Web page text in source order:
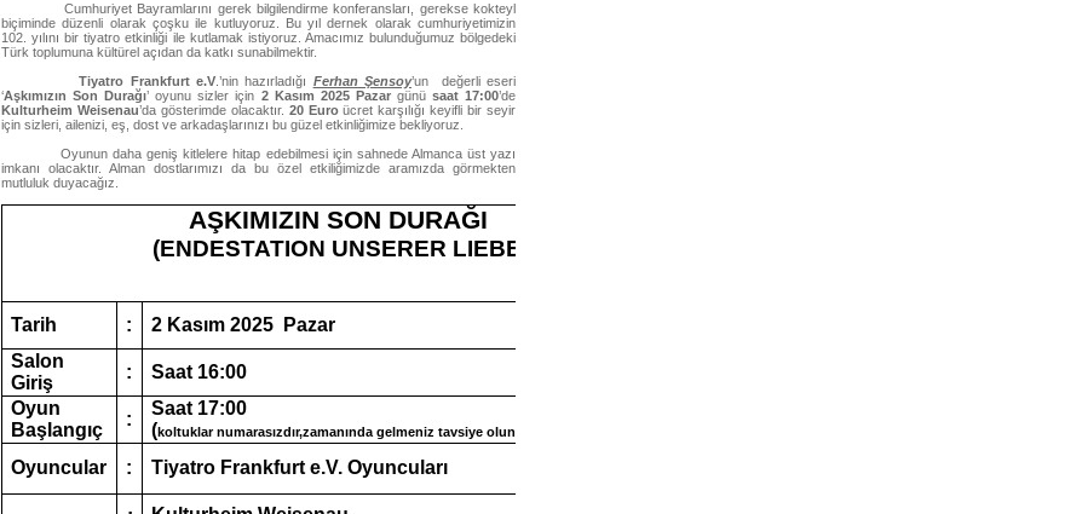
Cumhuriyet Bayramlarını gerek bilgilendirme konferansları, gerekse kokteyl
biçiminde düzenli olarak çoşku ile kutluyoruz . Bu yıl dernek olarak cumhuriyetimizin
102. yılını bir tiyatro etkinliği ile kutlamak istiyoruz. Amacımız bulunduğumuz bölgedeki
Türk toplumuna kültürel açıdan da katkı sunabilmektir.
Tiyatro Frankfurt e.V.’nin hazırladığı Ferhan Şensoy’un değerli eseri
‘Aşkımızın Son Durağı’ oyunu sizler için 2 Kasım 2025 Pazargünü saat 17:00’de
Kulturheim Weisenau’da gösterimde olacaktır. 20 Euroücret karşılığı keyifli bir seyir
için sizleri, ailenizi, eş, dost ve arkadaşlarınızı bu güzel etkinliğimize bekliyoruz.
Oyunun daha geniş kitlelere hitap edebilmesi için sahnede Almanca üst yazı
imkanı olacaktır. Alman dostlarımızı da bu özel etkiliğimizde aramızda görmekten
mutluluk duyacağız.
AŞKIMIZIN SON DURAĞI
(ENDESTATION UNSERER LIEBE)
Tarih :
2 Kasım 2025 Pazar
Salon
Giriş
:
Saat 16:00
Oyun
Başlangıç
:
Saat 17:00
(koltuklar numarasızdır,zamanında gelmeniz tavsiye olunur
Oyuncular
: Tiyatro Frankfurt e.V. Oyuncuları